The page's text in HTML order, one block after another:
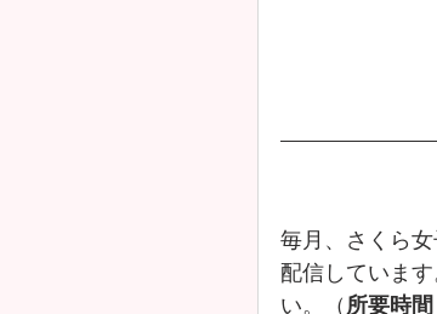
毎月、さくら
配信しています
い。（所要時